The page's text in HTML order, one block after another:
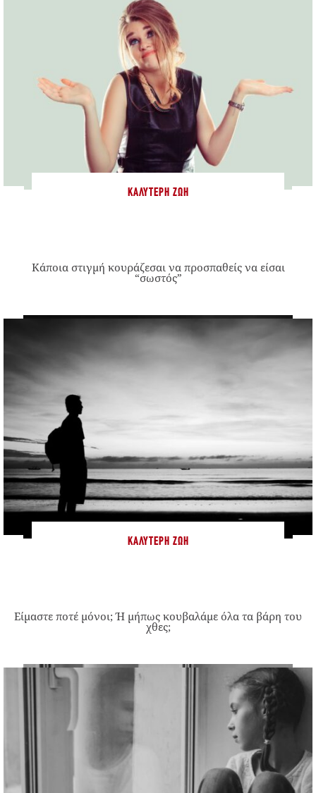
ΚΑΛΎΤΕΡΗ ΖΩΉ
Κάποια στιγμή κουράζεσαι να προσπαθείς να είσαι
“σωστός”
ΚΑΛΎΤΕΡΗ ΖΩΉ
Είμαστε ποτέ μόνοι; Ή μήπως κουβαλάμε όλα τα βάρη του
χθες;